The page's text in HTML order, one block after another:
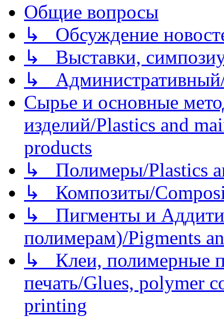
Общие вопросы
↳ Обсуждение
↳ Выставки,
↳
Сырье и основные
изделий/Plastics and
products
↳ Полимеры/Plastics
↳ Композиты/
↳ Пигменты и
полимерам)/Pigments
↳ Клеи, полимерные
печать/Glues, polymer
printing